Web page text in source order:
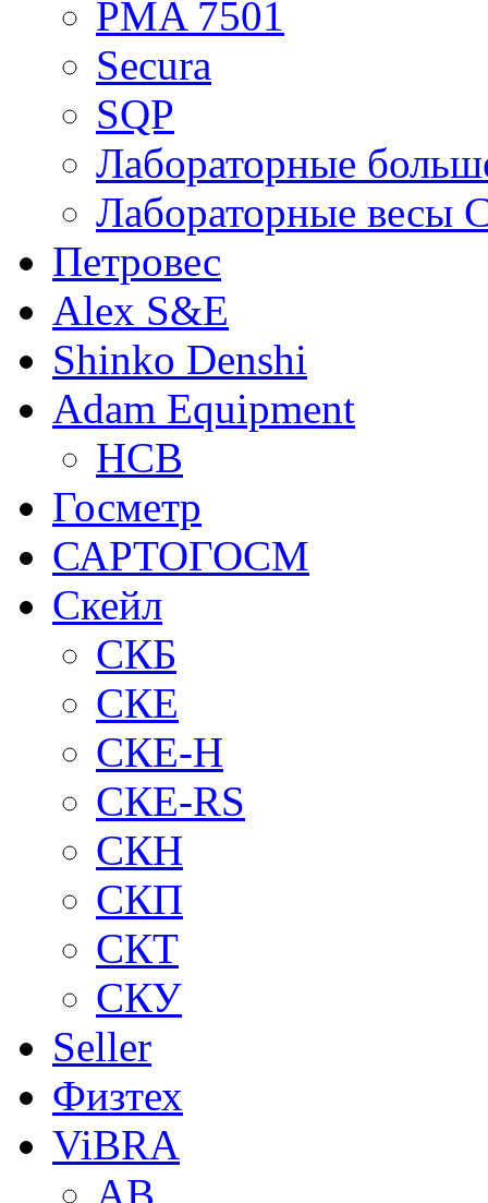
PMA 7501
Secura
SQP
Лабораторные
Лабораторные весы
Петровес
Alex S&E
Shinko Denshi
Adam Equipment
HCB
Госметр
САРТОГОСМ
Скейл
СКБ
СКЕ
СКЕ-H
СКЕ-RS
СКН
СКП
СКТ
СКУ
Seller
Физтех
ViBRA